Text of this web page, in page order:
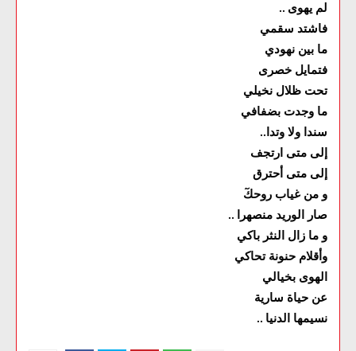
لم يهوى ..
فاشتد سقمي
ما بين نهودي
فتمايل خصرى
تحت ظلال نخيلي
ما وجدت بضفافي
سندا ولا وتدا ..
إلى متى ارتجف
إلى متى أحترق
و من غياب روحكٓ
صار الوريد منصهرا
..
و ما زال النثر باكي
وأقلام حنونة تحاكي
الهوى بخيالي
عن حياة سارية
نسيمها الدنيا ..